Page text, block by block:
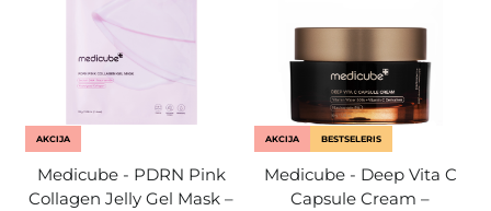
AKCIJA
Medicube - PDRN Pink
Collagen Jelly Gel Mask –
AKCIJA BESTSELERIS
Medicube - Deep Vita C
Capsule Cream –